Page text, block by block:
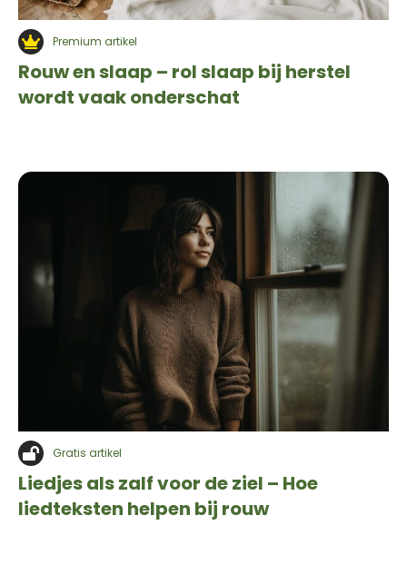
Premium artikel
Rouw en slaap – rol slaap bij herstel
wordt vaak onderschat
Gratis artikel
Liedjes als zalf voor de ziel – Hoe
liedteksten helpen bij rouw